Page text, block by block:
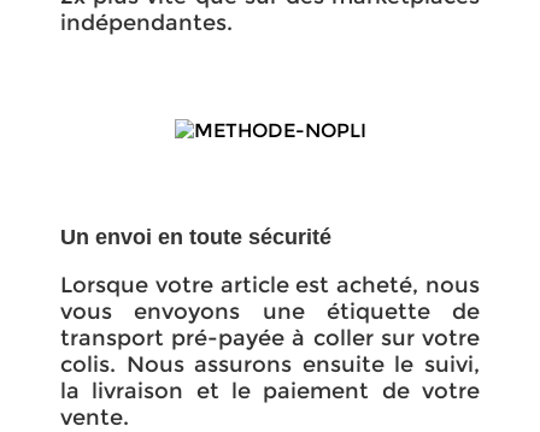
indépendantes.
Un envoi en toute sécurité
Lorsque votre article est acheté, nous
vous envoyons une étiquette de
transport pré-payée à coller sur votre
colis. Nous assurons ensuite le suivi,
la livraison et le paiement de votre
vente.